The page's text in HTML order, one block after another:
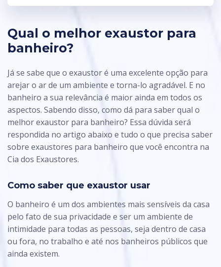
Qual o melhor exaustor para
banheiro?
Já se sabe que o exaustor é uma excelente opção para
arejar o ar de um ambiente e torna-lo agradável. E no
banheiro a sua relevância é maior ainda em todos os
aspectos. Sabendo disso, como dá para saber qual o
melhor exaustor para banheiro? Essa dúvida será
respondida no artigo abaixo e tudo o que precisa saber
sobre exaustores para banheiro que você encontra na
Cia dos Exaustores.
Como saber que exaustor usar
O banheiro é um dos ambientes mais sensíveis da casa
pelo fato de sua privacidade e ser um ambiente de
intimidade para todas as pessoas, seja dentro de casa
ou fora, no trabalho e até nos banheiros públicos que
ainda existem.